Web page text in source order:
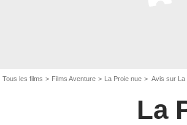
Tous les films Films Aventure La Proie nue Avis sur La
La